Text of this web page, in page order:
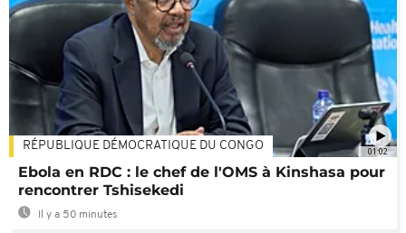
01:02
RÉPUBLIQUE DÉMOCRATIQUE DU CONGO
Ebola en RDC : le chef de l'OMS à Kinshasa pour
rencontrer Tshisekedi
Il y a 50 minutes